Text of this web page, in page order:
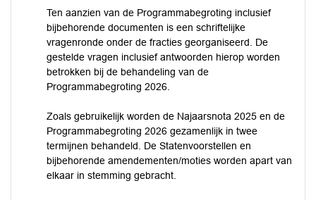
Ten aanzien van de Programmabegroting inclusief
bijbehorende documenten is een schriftelijke
vragenronde onder de fracties georganiseerd. De
gestelde vragen inclusief antwoorden hierop worden
betrokken bij de behandeling van de
Programmabegroting 2026.
Zoals gebruikelijk worden de Najaarsnota 2025 en de
Programmabegroting 2026 gezamenlijk in twee
termijnen behandeld. De Statenvoorstellen en
bijbehorende amendementen/moties worden apart van
elkaar in stemming gebracht.